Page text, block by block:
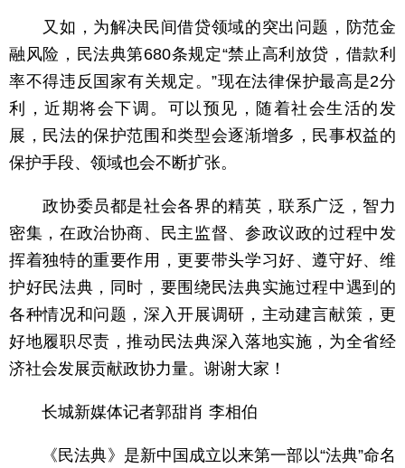
又如，为解决民间借贷领域的突出问题，防范金
融风险，民法典第680条规定“禁止高利放贷，借款利
率不得违反国家有关规定。”现在法律保护最高是2分
利，近期将会下调。可以预见，随着社会生活的发
展，民法的保护范围和类型会逐渐增多，民事权益的
保护手段、领域也会不断扩张。
政协委员都是社会各界的精英，联系广泛，智力
密集，在政治协商、民主监督、参政议政的过程中发
挥着独特的重要作用，更要带头学习好、遵守好、维
护好民法典，同时，要围绕民法典实施过程中遇到的
各种情况和问题，深入开展调研，主动建言献策，更
好地履职尽责，推动民法典深入落地实施，为全省经
济社会发展贡献政协力量。谢谢大家！
长城新媒体记者郭甜肖 李相伯
《民法典》是新中国成立以来第一部以“法典”命名